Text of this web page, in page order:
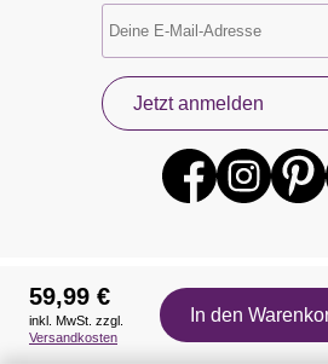
Jetzt anmelden
Auszeichnungen
59,99 €
inkl. MwSt. zzgl.
Versandkosten
In den